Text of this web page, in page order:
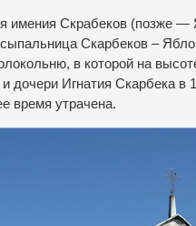
имения Скрабеков (позже —
Скарбеков –
в которой на
дочери Игнатия Скарбека в
время утрачена.